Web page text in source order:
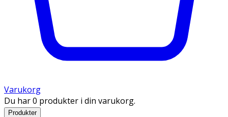
Varukorg
Du har 0 produkter i din varukorg.
Produkter